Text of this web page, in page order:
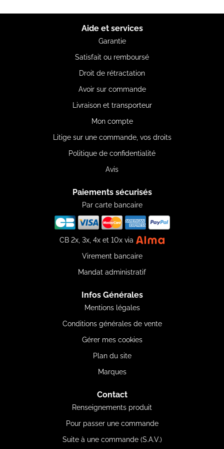
Aide et services
Garantie
Satisfait ou remboursé
Droit de rétractation
Avoir sur commande
Livraison et transporteur
Mon compte
Litige sur une commande, vos droits
Politique de confidentialité
Avis
Paiements sécurisés
Par carte bancaire
CB 2x, 3x, 4x et 10x via
Virement bancaire
Mandat administratif
Infos Générales
Mentions légales
Conditions générales de vente
Gérer mes cookies
Plan du site
Marques
Contact
Renseignements produit
Pour passer une commande
Suite à une commande (S.A.V.)